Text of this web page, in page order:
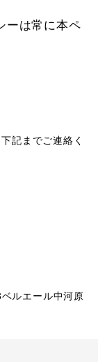
ーは常に本ペ
記までご連絡く
ルエール中河原